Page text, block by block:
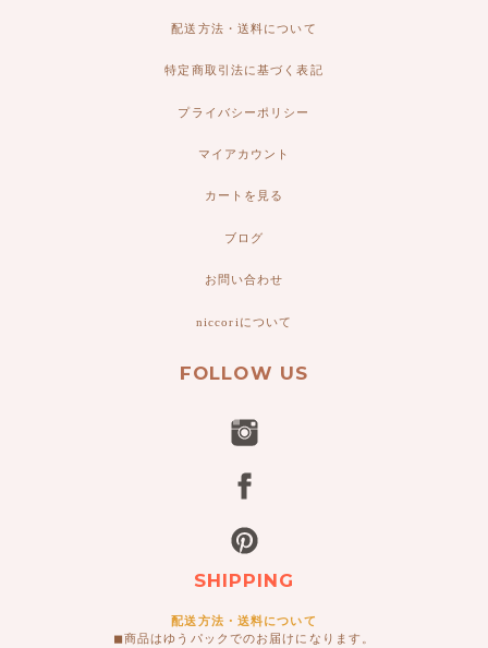
配送方法・送料について
特定商取引法に基づく表記
プライバシーポリシー
マイアカウント
カートを見る
ブログ
お問い合わせ
niccoriについて
FOLLOW US
SHIPPING
配送方法・送料について
◼︎商品はゆうパックでのお届けになります。